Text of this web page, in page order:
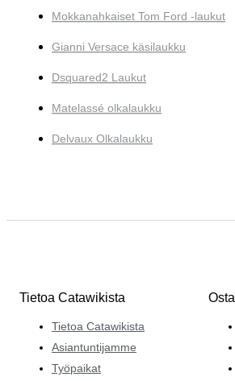
Mokkanahkaiset Tom Ford -laukut
Gianni Versace käsilaukku
Dsquared2 Laukut
Matelassé olkalaukku
Delvaux Olkalaukku
Tietoa Catawikista
Tietoa Catawikista
Asiantuntijamme
Työpaikat
Osta